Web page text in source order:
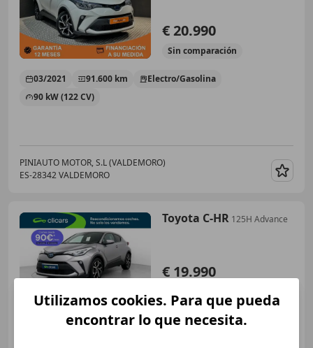
€ 20.990
Sin comparación
03/2021 91.600 km
Electro/Gasolina
90 kW (122 CV)
PINIAUTO MOTOR, S.L (VALDEMORO)
ES-28342 VALDEMORO
Toyota C-HR 125H Advance
€ 19.990
72.827 km
Electro/Gasolina
Utilizamos cookies. Para que pueda
encontrar lo que necesita.